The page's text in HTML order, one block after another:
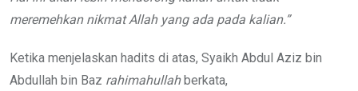
meremehkan nikmat Allah yang ada pada kalian.”
Ketika menjelaskan hadits di atas, Syaikh Abdul Aziz bin
Abdullah bin Baz rahimahullahberkata,